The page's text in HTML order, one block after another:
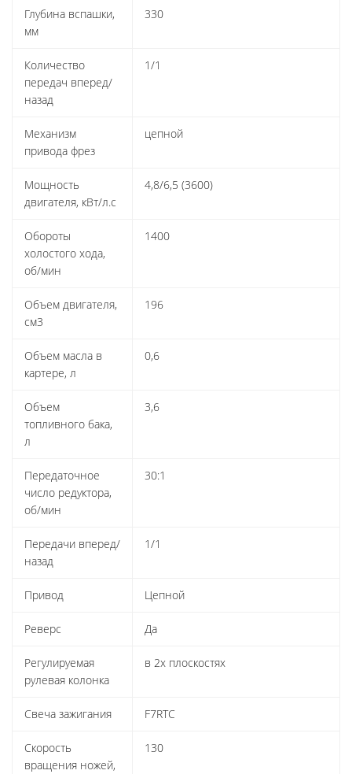
Глубина вспашки,
мм
330
Количество
передач вперед/
назад
1/1
Механизм
привода фрез
цепной
Мощность
двигателя, кВт/л.с
4,8/6,5 (3600)
Обороты
холостого хода,
об/мин
1400
Объем двигателя,
см3
196
Объем масла в
картере, л
0,6
Объем
топливного бака,
л
3,6
Передаточное
число редуктора,
об/мин
30:1
Передачи вперед/
назад
1/1
Привод Цепной
Реверс Да
Регулируемая
рулевая колонка
в 2х плоскостях
Свеча зажигания F7RTC
Скорость
вращения ножей,
130